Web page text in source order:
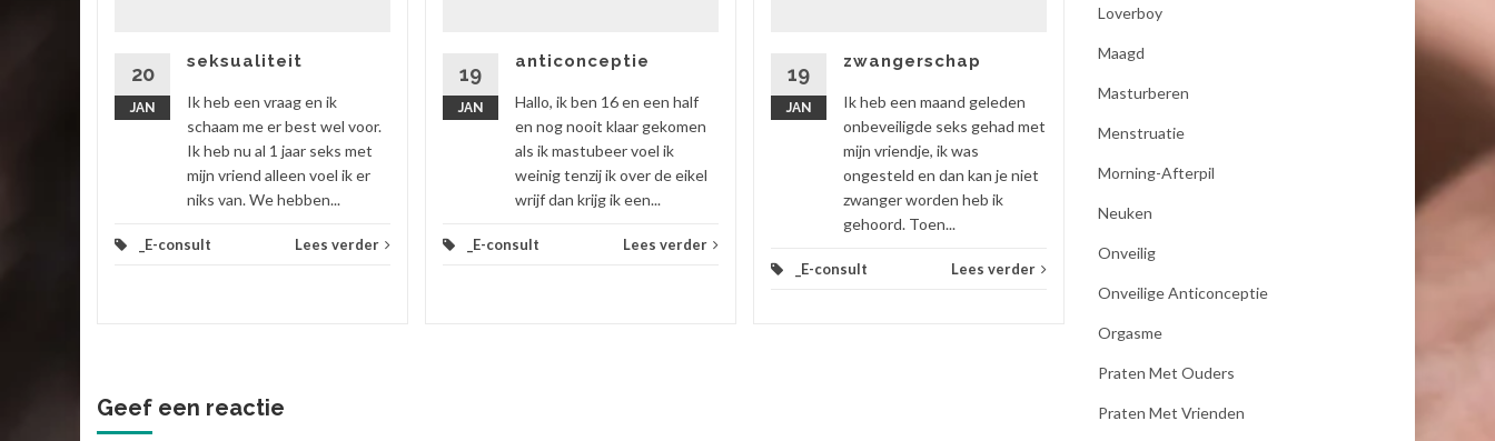
20
JAN
seksualiteit
Ik heb een vraag en ik
schaam me er best wel voor.
Ik heb nu al 1 jaar seks met
mijn vriend alleen voel ik er
niks van. We hebben...
_E-consult Lees verder
19
JAN
anticonceptie
Hallo, ik ben 16 en een half
en nog nooit klaar gekomen
als ik mastubeer voel ik
weinig tenzij ik over de eikel
wrijf dan krijg ik een...
_E-consult Lees verder
19
JAN
zwangerschap
Ik heb een maand geleden
onbeveiligde seks gehad met
mijn vriendje, ik was
ongesteld en dan kan je niet
zwanger worden heb ik
gehoord. Toen...
_E-consult Lees verder
Geef een reactie
Loverboy
Maagd
Masturberen
Menstruatie
Morning-Afterpil
Neuken
Onveilig
Onveilige Anticonceptie
Orgasme
Praten Met Ouders
Praten Met Vrienden